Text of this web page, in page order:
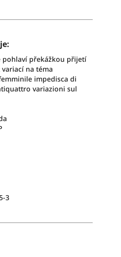
pohlaví překážkou přijetí
variací na téma
impedisca di
variazioni sul
3